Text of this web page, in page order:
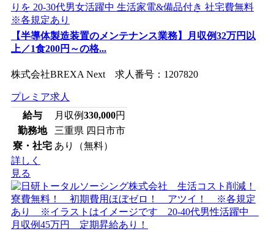
【半導体製造装置のメンテナンス業務】月収例32万円以
上／1食200円～の格...
株式会社BREXA Next 求人番号：1207820
プレミア求人
給与
月収例330,000円
勤務地
三重県 四日市市
寮・社宅 あり（無料）
詳しく
見る